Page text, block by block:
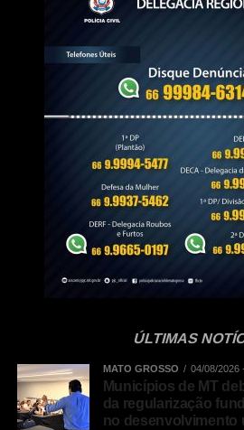
de convidados externos, como o
econômico e das perspectivas
pesquisador Aroldo Marochi,
relacionados às doenças nas
fungicidas.
Messenger
ÚLTIMAS
MATO GROSSO 04/08/2026
Municípios de MT
da regularização
no desenvolvimento